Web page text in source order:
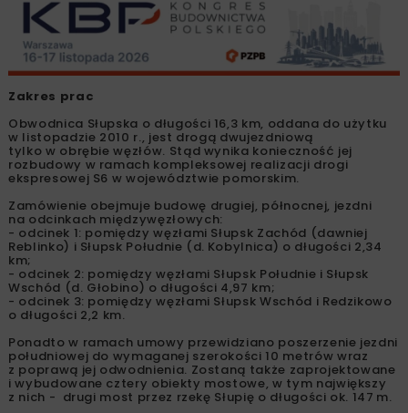
Zakres prac
Obwodnica Słupska o długości 16,3 km, oddana do użytku
w listopadzie 2010 r., jest drogą dwujezdniową
tylko w obrębie węzłów. Stąd wynika konieczność jej
rozbudowy w ramach kompleksowej realizacji drogi
ekspresowej S6 w województwie pomorskim.
Zamówienie obejmuje budowę drugiej, północnej, jezdni
na odcinkach międzywęzłowych:
- odcinek 1: pomiędzy węzłami Słupsk Zachód (dawniej
Reblinko) i Słupsk Południe (d. Kobylnica) o długości 2,34
km;
- odcinek 2: pomiędzy węzłami Słupsk Południe i Słupsk
Wschód (d. Głobino) o długości 4,97 km;
- odcinek 3: pomiędzy węzłami Słupsk Wschód i Redzikowo
o długości 2,2 km.
Ponadto w ramach umowy przewidziano poszerzenie jezdni
południowej do wymaganej szerokości 10 metrów wraz
z poprawą jej odwodnienia. Zostaną także zaprojektowane
i wybudowane cztery obiekty mostowe, w tym największy
z nich - drugi most przez rzekę Słupię o długości ok. 147 m.